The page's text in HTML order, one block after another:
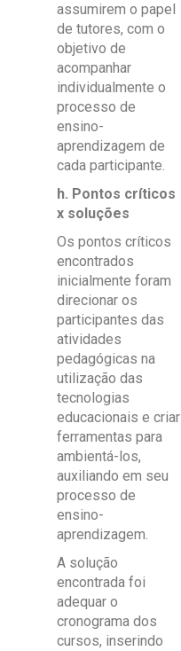
assumirem o papel
de tutores, com o
objetivo de
acompanhar
individualmente o
processo de
ensino-
aprendizagem de
cada participante.
h. Pontos críticos
x soluções
Os pontos críticos
encontrados
inicialmente foram
direcionar os
participantes das
atividades
pedagógicas na
utilização das
tecnologias
educacionais e criar
ferramentas para
ambientá-los,
auxiliando em seu
processo de
ensino-
aprendizagem.
A solução
encontrada foi
adequar o
cronograma dos
cursos, inserindo